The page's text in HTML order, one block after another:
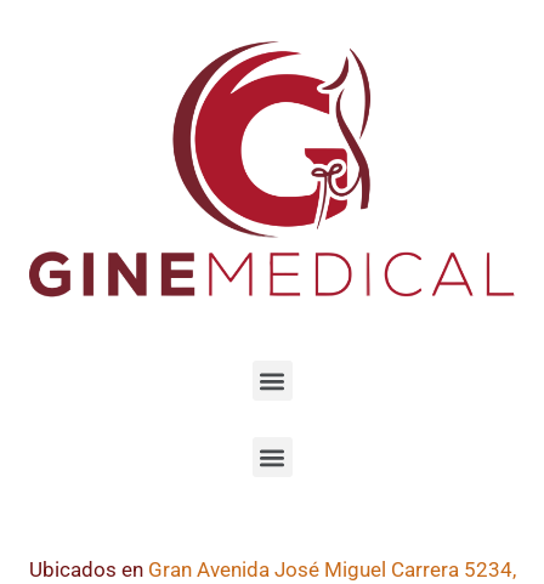
Ubicados en Gran Avenida José Miguel Carrera 5234,